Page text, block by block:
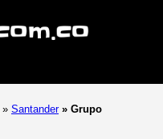
» Santander » Grupo